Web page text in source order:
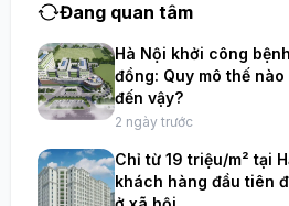
Đang quan tâm
Hà Nội khởi công
đồng: Quy mô thế
đến vậy?
2 ngày trước
Chỉ từ 19 triệu/m² tại
khách hàng đầu tiên